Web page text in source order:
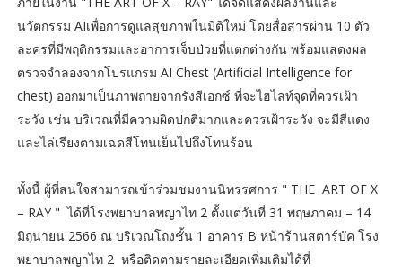
นวัตกรรม AIเพื่อการดูแลสุขภาพในมิติใหม่ โดยสื่อสารผ่าน 10 ตัว
ละครที่มีพฤติกรรมและอาการเจ็บป่วยที่แตกต่างกัน พร้อมแสดงผล
ตรวจจำลองจากโปรแกรม AI Chest (Artificial Intelligence for
chest) ออกมาเป็นภาพถ่ายจากรังสีเอกซ์ ที่จะไฮไลท์จุดที่ควรเฝ้า
ระวัง เช่น บริเวณที่มีความผิดปกติมากและควรเฝ้าระวัง จะมีสีแดง
และไล่เรียงตามเฉดสีโทนเย็นไปถึงโทนร้อน
ทั้งนี้ ผู้ที่สนใจสามารถเข้าร่วมชมงานนิทรรศการ " THE ART OF X
– RAY " ได้ที่โรงพยาบาลพญาไท 2 ตั้งแต่วันที่ 31 พฤษภาคม – 14
มิถุนายน 2566 ณ บริเวณโถงชั้น 1 อาคาร B หน้าร้านสตาร์บัค โรง
พยาบาลพญาไท 2 หรือติดตามรายละเอียดเพิ่มเติมได้ที่